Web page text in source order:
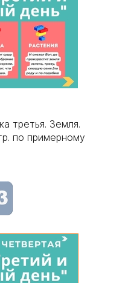
третья. Земля.
по примерному